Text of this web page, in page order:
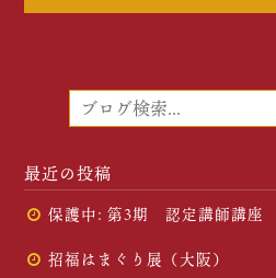
最近の投稿
保護中: 第3期 認定講師講座
招福はまぐり展（大阪）